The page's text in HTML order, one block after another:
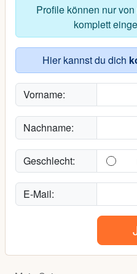
Profile können nur
komplett
Hier kannst du dich
Vorname:
Nachname:
Geschlecht:
E-Mail: